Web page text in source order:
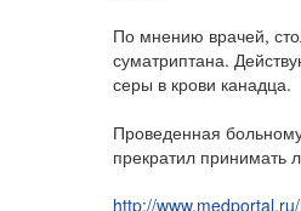
По мнению врачей,
суматриптана.
серы в крови канадца.
Проведенная
прекратил принимать
http://